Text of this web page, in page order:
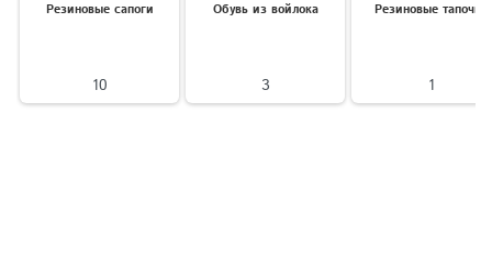
Резиновые сапоги
10
Обувь из войлока
3
Резиновые тапочки
1